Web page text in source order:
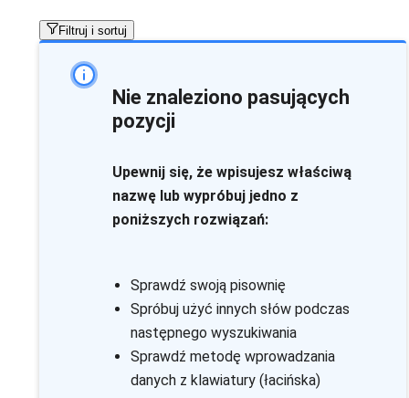
Filtruj i sortuj
Nie znaleziono pasujących
pozycji
Upewnij się, że wpisujesz właściwą
nazwę lub wypróbuj jedno z
poniższych rozwiązań:
Sprawdź swoją pisownię
Spróbuj użyć innych słów podczas
następnego wyszukiwania
Sprawdź metodę wprowadzania
danych z klawiatury (łacińska)